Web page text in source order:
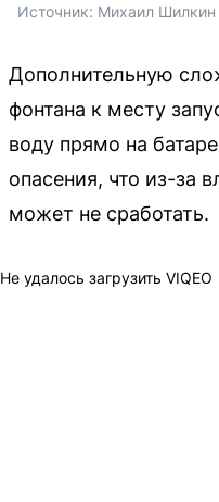
Источник: Михаил Шилкин
Дополнительную
фонтана к месту
воду прямо на
опасения, что из-за
может не сработать.
Не удалось загрузить VIQEO